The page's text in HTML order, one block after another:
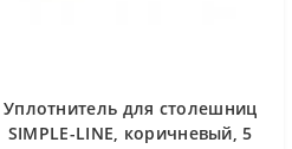
Уплотнитель для столешниц
SIMPLE-LINE, коричневый, 5